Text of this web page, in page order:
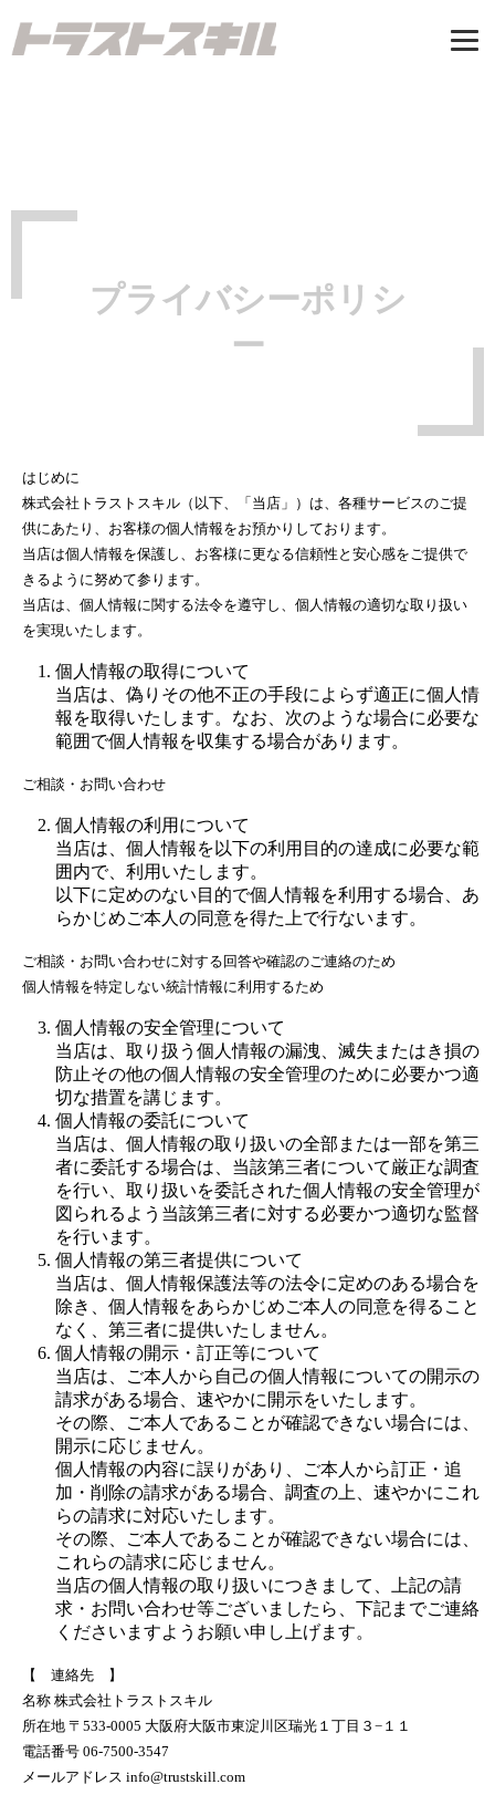
CONCEPT
施工事例
お家づくりの流れ
ブログ
会社概要
イベント情報
お打ち合わせスペース
持続可能な社会の実現のために
プライバシーポリシー
プライバシーポリシ
ー
はじめに
株式会社トラストスキル（以下、「当店」）は、各種サービスのご提
供にあたり、お客様の個人情報をお預かりしております。
当店は個人情報を保護し、お客様に更なる信頼性と安心感をご提供で
きるように努めて参ります。
当店は、個人情報に関する法令を遵守し、個人情報の適切な取り扱い
を実現いたします。
個人情報の取得について
当店は、偽りその他不正の手段によらず適正に個人情
報を取得いたします。なお、次のような場合に必要な
範囲で個人情報を収集する場合があります。
ご相談・お問い合わせ
個人情報の利用について
当店は、個人情報を以下の利用目的の達成に必要な範
囲内で、利用いたします。
以下に定めのない目的で個人情報を利用する場合、あ
らかじめご本人の同意を得た上で行ないます。
ご相談・お問い合わせに対する回答や確認のご連絡のため
個人情報を特定しない統計情報に利用するため
個人情報の安全管理について
当店は、取り扱う個人情報の漏洩、滅失またはき損の
防止その他の個人情報の安全管理のために必要かつ適
切な措置を講じます。
個人情報の委託について
当店は、個人情報の取り扱いの全部または一部を第三
者に委託する場合は、当該第三者について厳正な調査
を行い、取り扱いを委託された個人情報の安全管理が
図られるよう当該第三者に対する必要かつ適切な監督
を行います。
個人情報の第三者提供について
当店は、個人情報保護法等の法令に定めのある場合を
除き、個人情報をあらかじめご本人の同意を得ること
なく、第三者に提供いたしません。
個人情報の開示・訂正等について
当店は、ご本人から自己の個人情報についての開示の
請求がある場合、速やかに開示をいたします。
その際、ご本人であることが確認できない場合には、
開示に応じません。
個人情報の内容に誤りがあり、ご本人から訂正・追
加・削除の請求がある場合、調査の上、速やかにこれ
らの請求に対応いたします。
その際、ご本人であることが確認できない場合には、
これらの請求に応じません。
当店の個人情報の取り扱いにつきまして、上記の請
求・お問い合わせ等ございましたら、下記までご連絡
くださいますようお願い申し上げます。
【 連絡先 】
名称 株式会社トラストスキル
所在地 〒533-0005 大阪府大阪市東淀川区瑞光１丁目３−１１
電話番号 06-7500-3547
メールアドレス info@trustskill.com